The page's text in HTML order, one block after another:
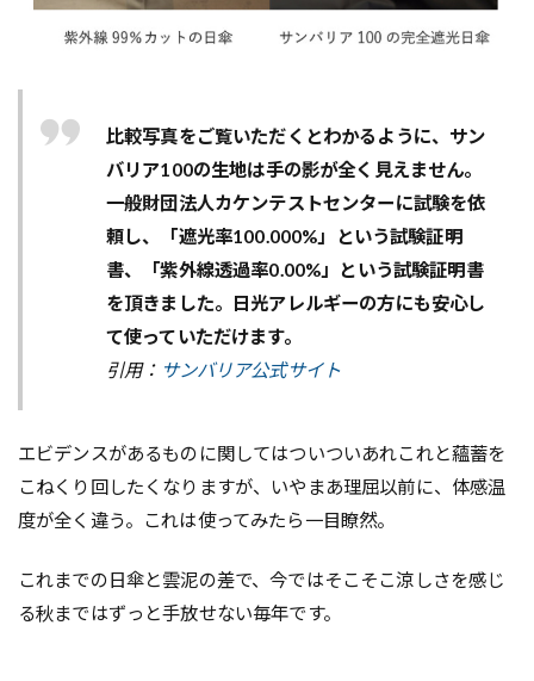
比較写真をご覧いただくとわかるように、サン
バリア100の生地は手の影が全く見えません。
一般財団法人カケンテストセンターに試験を依
頼し、「遮光率100.000%」という試験証明
書、「紫外線透過率0.00%」という試験証明書
を頂きました。日光アレルギーの方にも安心し
て使っていただけます。
引用： サンバリア公式サイト
エビデンスがあるものに関してはついついあれこれと蘊蓄を
こねくり回したくなりますが、いやまあ理屈以前に、体感温
度が全く違う。これは使ってみたら一目瞭然。
これまでの日傘と雲泥の差で、今ではそこそこ涼しさを感じ
る秋まではずっと手放せない毎年です。